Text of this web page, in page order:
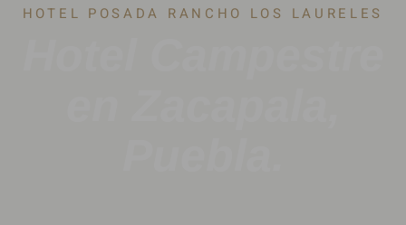
HOTEL POSADA RANCHO LOS LAURELES